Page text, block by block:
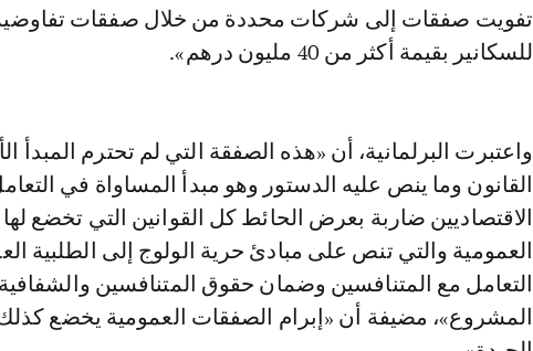
للسكانير بقيمة أكثر من 40 مليون درهم».
واعتبرت البرلمانية، أن «هذه الصفقة التي لم تحترم المبدأ
القانون وما ينص عليه الدستور وهو مبدأ المساواة في
الاقتصاديين ضاربة بعرض الحائط كل القوانين التي تخضع
العمومية والتي تنص على مبادئ حرية الولوج إلى الطلبية
التعامل مع المتنافسين وضمان حقوق المتنافسين
المشروع»، مضيفة أن «إبرام الصفقات العمومية يخضع